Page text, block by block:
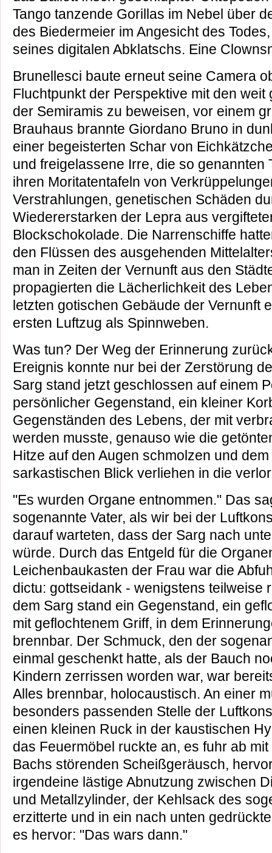
Tango tanzende Gorillas im Nebel über
des Biedermeier im Angesicht des
seines digitalen Abklatschs. Eine
Brunellesci baute erneut seine Camera
Fluchtpunkt der Perspektive mit den weit
der Semiramis zu beweisen, vor einem
Brauhaus brannte Giordano Bruno in
einer begeisterten Schar von
und freigelassene Irre, die so genannten
ihren Moritatentafeln von
Verstrahlungen, genetischen Schäden
Wiedererstarken der Lepra aus
Blockschokolade. Die Narrenschiffe
den Flüssen des ausgehenden
man in Zeiten der Vernunft aus den
propagierten die Lächerlichkeit des
letzten gotischen Gebäude der Vernunft
ersten Luftzug als Spinnweben.
Was tun? Der Weg der Erinnerung
Ereignis konnte nur bei der Zerstörung
Sarg stand jetzt geschlossen auf einem
persönlicher Gegenstand, ein kleiner
Gegenständen des Lebens, der mit
werden musste, genauso wie die
Hitze auf den Augen schmolzen und
sarkastischen Blick verliehen in die
"Es wurden Organe entnommen." Das
sogenannte Vater, als wir bei der
darauf warteten, dass der Sarg nach
würde. Durch das Entgeld für die
Leichenbaukasten der Frau war die
dictu: gottseidank - wenigstens teilweise
dem Sarg stand ein Gegenstand, ein
mit geflochtenem Griff, in dem
brennbar. Der Schmuck, den der
einmal geschenkt hatte, als der Bauch
Kindern zerrissen worden war, war
Alles brennbar, holocaustisch. An einer
besonders passenden Stelle der
einen kleinen Ruck in der kaustischen
das Feuermöbel ruckte an, es fuhr ab
Bachs störenden Scheißgeräusch,
irgendeine lästige Abnutzung zwischen
und Metallzylinder, der Kehlsack des
erzitterte und in ein nach unten
es hervor: "Das wars dann."